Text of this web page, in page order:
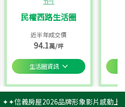
民權西路生活圈
近半年成交價
94.1萬/坪
生活圈資訊
信義房屋2026品牌形象影片感動上